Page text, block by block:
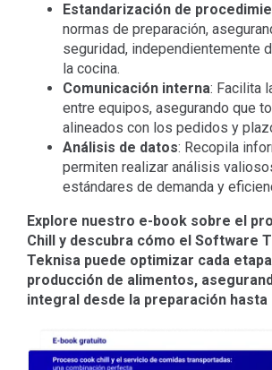
Estandarización de
normas de preparación,
seguridad, independientemente
la cocina.
Comunicación interna: Facilita
entre equipos, asegurando que
alineados con los pedidos y
Análisis de datos: Recopila
permiten realizar análisis
estándares de demanda y
Explore nuestro e-book sobre el
Chill y descubra cómo el Software
Teknisa puede optimizar cada
producción de alimentos,
integral desde la preparación